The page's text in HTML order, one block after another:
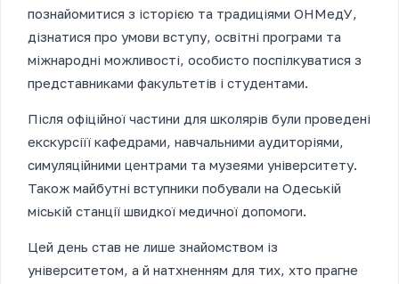
познайомитися з історією та традиціями ОНМедУ,
дізнатися про умови вступу, освітні програми та
міжнародні можливості, особисто поспілкуватися з
представниками факультетів і студентами.
Після офіційної частини для школярів були проведені
екскурсіїї кафедрами, навчальними аудиторіями,
симуляційними центрами та музеями університету.
Також майбутні вступники побували на Одеській
міській станції швидкої медичної допомоги.
Цей день став не лише знайомством із
університетом, а й натхненням для тих, хто прагне